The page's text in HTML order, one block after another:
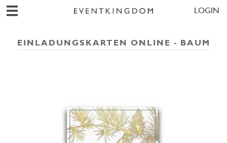
LOGIN
EINLADUNGSKARTEN ONLINE - BAUM